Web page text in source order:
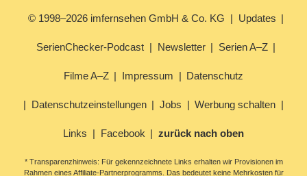
© 1998–2026 imfernsehen GmbH & Co. KG Updates
SerienChecker-Podcast Newsletter Serien A–Z
Filme A–Z Impressum Datenschutz
Datenschutzeinstellungen Jobs Werbung schalten
Links Facebook zurück nach oben
* Transparenzhinweis: Für gekennzeichnete Links erhalten wir Provisionen im
Rahmen eines Affiliate-Partnerprogramms. Das bedeutet keine Mehrkosten für